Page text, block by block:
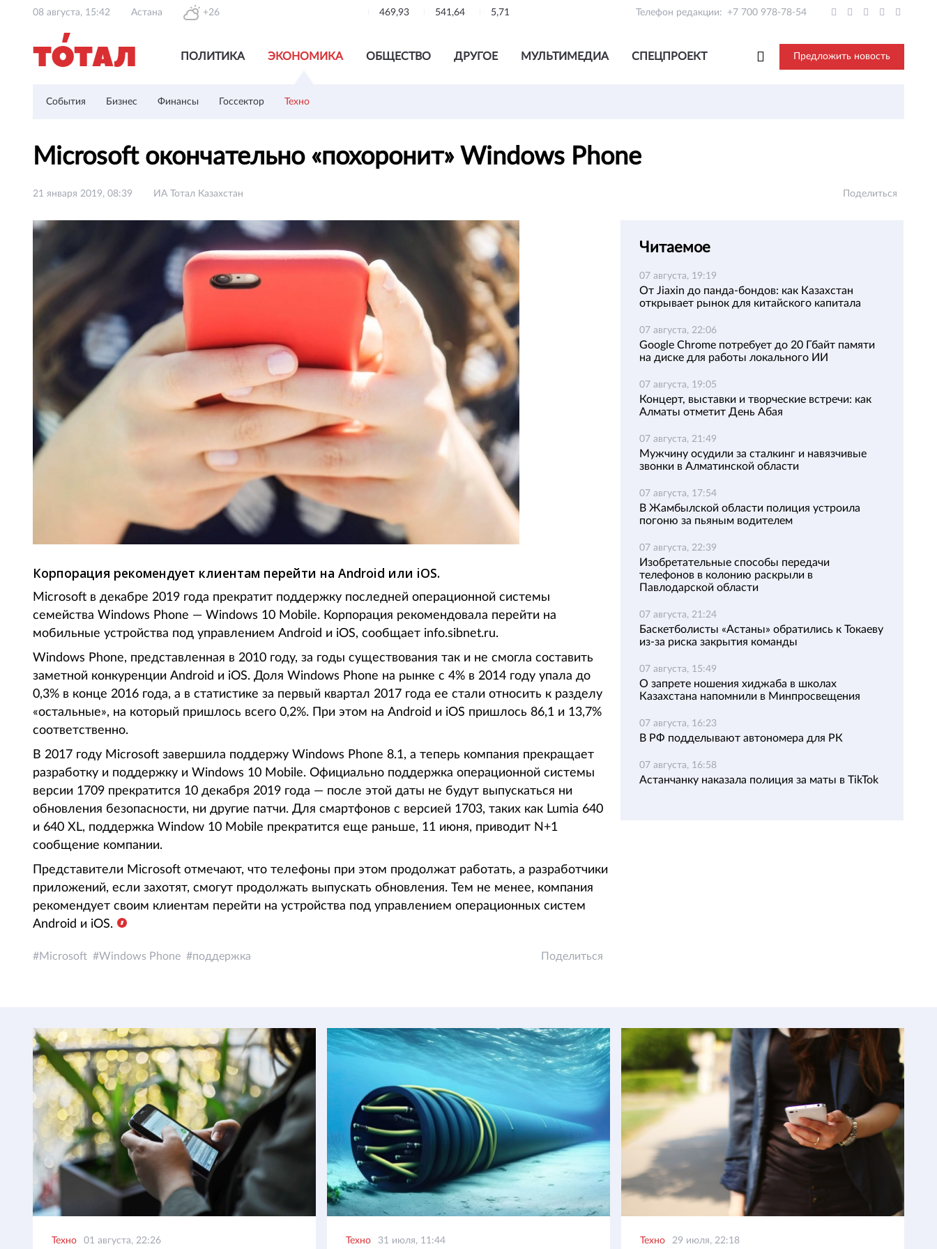
08 августа, 15:42 Астана +26 469,93 541,64 5,71 Телефон редакции: +7 700 978-78-54
ПОЛИТИКА ЭКОНОМИКА ОБЩЕСТВО ДРУГОЕ МУЛЬТИМЕДИА СПЕЦПРОЕКТ Предложить новость
События Бизнес Финансы Госсектор Техно
Microsoft окончательно «похоронит» Windows Phone
21 января 2019, 08:39 ИА Тотал Казахстан Поделиться
Корпорация рекомендует клиентам перейти на Android или iOS.
Microsoft в декабре 2019 года прекратит поддержку последней операционной системы
семейства Windows Phone — Windows 10 Mobile. Корпорация рекомендовала перейти на
мобильные устройства под управлением Android и iOS, сообщает info.sibnet.ru.
Windows Phone, представленная в 2010 году, за годы существования так и не смогла составить
заметной конкуренции Android и iOS. Доля Windows Phone на рынке с 4% в 2014 году упала до
0,3% в конце 2016 года, а в статистике за первый квартал 2017 года ее стали относить к разделу
«остальные», на который пришлось всего 0,2%. При этом на Android и iOS пришлось 86,1 и 13,7%
соответственно.
В 2017 году Microsoft завершила поддержу Windows Phone 8.1, а теперь компания прекращает
разработку и поддержку и Windows 10 Mobile. Официально поддержка операционной системы
версии 1709 прекратится 10 декабря 2019 года — после этой даты не будут выпускаться ни
обновления безопасности, ни другие патчи. Для смартфонов с версией 1703, таких как Lumia 640
и 640 XL, поддержка Window 10 Mobile прекратится еще раньше, 11 июня, приводит N+1
сообщение компании.
Представители Microsoft отмечают, что телефоны при этом продолжат работать, а разработчики
приложений, если захотят, смогут продолжать выпускать обновления. Тем не менее, компания
рекомендует своим клиентам перейти на устройства под управлением операционных систем
Android и iOS.
Microsoft Windows Phone поддержка Поделиться
Читаемое
07 августа, 19:19
От Jiaxin до панда-бондов: как Казахстан
открывает рынок для китайского капитала
07 августа, 22:06
Google Chrome потребует до 20 Гбайт памяти
на диске для работы локального ИИ
07 августа, 19:05
Концерт, выставки и творческие встречи: как
Алматы отметит День Абая
07 августа, 21:49
Мужчину осудили за сталкинг и навязчивые
звонки в Алматинской области
07 августа, 17:54
В Жамбылской области полиция устроила
погоню за пьяным водителем
07 августа, 22:39
Изобретательные способы передачи
телефонов в колонию раскрыли в
Павлодарской области
07 августа, 21:24
Баскетболисты «Астаны» обратились к Токаеву
из-за риска закрытия команды
07 августа, 15:49
О запрете ношения хиджаба в школах
Казахстана напомнили в Минпросвещения
07 августа, 16:23
В РФ подделывают автономера для РК
07 августа, 16:58
Астанчанку наказала полиция за маты в TikTok
Техно 01 августа, 22:26 Техно 31 июля, 11:44 Техно 29 июля, 22:18